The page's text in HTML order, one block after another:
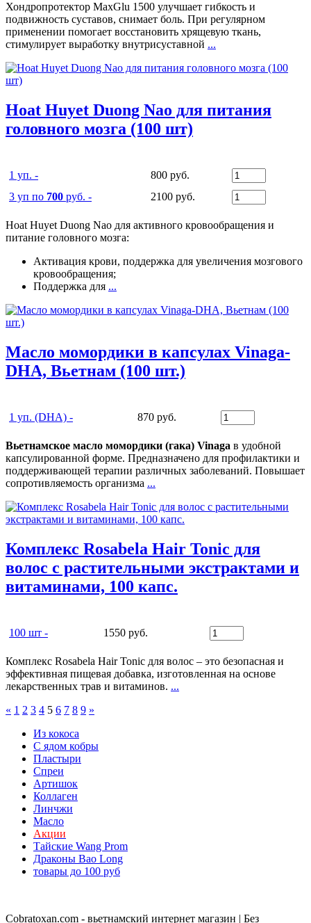
Хондропротектор MaxGlu 1500 улучшает гибкость и
подвижность суставов, снимает боль. При регулярном
применении помогает восстановить хрящевую ткань,
стимулирует выработку внутрисуставной ...
Hoat Huyet Duong Nao для питания
головного мозга (100 шт)
1 уп. -
800 руб.
3 уп по 700 руб. - 2100 руб.
Hoat Huyet Duong Nao для активного кровообращения и
питание головного мозга:
Активация крови, поддержка для увеличения мозгового
кровообращения;
Поддержка для ...
Масло момордики в капсулах Vinaga-
DHA, Вьетнам (100 шт.)
1 уп. (DHA) - 870 руб.
Вьетнамское масло момордики (гака) Vinaga в удобной
капсулированной форме. Предназначено для профилактики и
поддерживающей терапии различных заболеваний. Повышает
сопротивляемость организма ...
Комплекс Rosabela Hair Tonic для
волос с растительными экстрактами и
витаминами, 100 капс.
100 шт - 1550 руб.
Комплекс Rosabela Hair Tonic для волос – это безопасная и
эффективная пищевая добавка, изготовленная на основе
лекарственных трав и витаминов. ...
« 1 2 3 4 5 6 7 8 9 »
Из кокоса
С ядом кобры
Пластыри
Спреи
Артишок
Коллаген
Линчжи
Масло
Акции
Тайские Wang Prom
Драконы Bao Long
товары до 100 руб
Cobratoxan.com - вьетнамский интернет магазин | Без